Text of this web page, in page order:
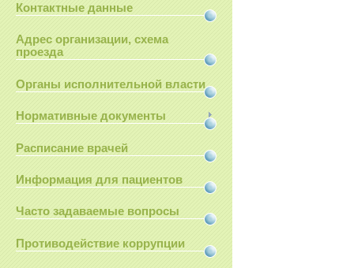
Контактные данные
Адрес организации, схема
проезда
Органы исполнительной власти
Нормативные документы
Расписание врачей
Информация для пациентов
Часто задаваемые вопросы
Противодействие коррупции